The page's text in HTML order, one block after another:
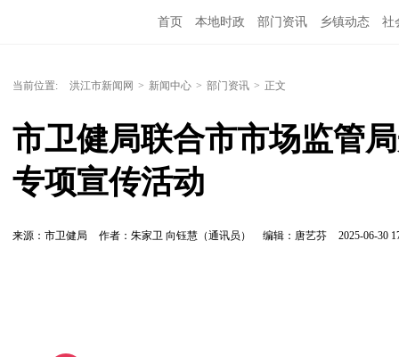
首页 本地时政 部门资讯 乡镇动态 社
当前位置: 洪江市新闻网 > 新闻中心 > 部门资讯 > 正文
市卫健局联合市市场监管
专项宣传活动
来源：市卫健局 作者：朱家卫 向钰慧（通讯员） 编辑：唐艺芬 2025-06-30